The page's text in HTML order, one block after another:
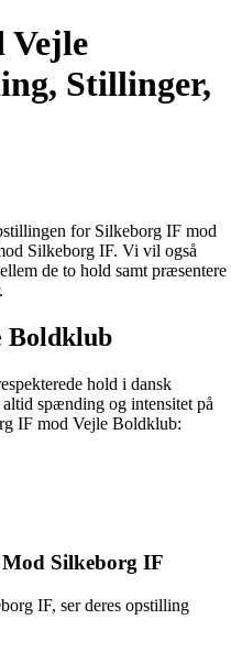
Vejle
Stillinger,
for Silkeborg IF mod
Silkeborg IF. Vi vil også
de to hold samt præsentere
Boldklub
hold i dansk
spænding og intensitet på
IF mod Vejle Boldklub:
Silkeborg IF
IF, ser deres opstilling